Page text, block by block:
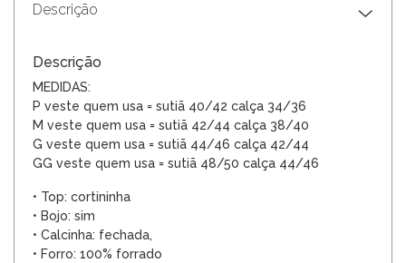
Descrição
Descrição
MEDIDAS:
P veste quem usa = sutiã 40/42 calça 34/36
M veste quem usa = sutiã 42/44 calça 38/40
G veste quem usa = sutiã 44/46 calça 42/44
GG veste quem usa = sutiã 48/50 calça 44/46
• Top: cortininha
• Bojo: sim
• Calcinha: fechada,
• Forro: 100% forrado